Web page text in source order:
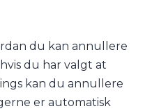
du kan annullere
du har valgt at
kan du annullere
er automatisk